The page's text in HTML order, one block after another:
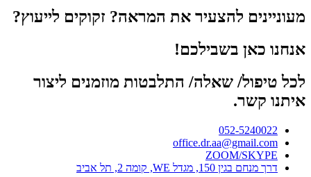
מעוניינים להצעיר את המראה? זקוקים לייעוץ?
אנחנו כאן בשבילכם!
לכל טיפול/ שאלה/ התלבטות מוזמנים ליצור
איתנו קשר.
052-5240022
office.dr.aa@gmail.com
ZOOM/SKYPE
דרך מנחם בגין 150, מגדל WE, קומה 2, תל אביב